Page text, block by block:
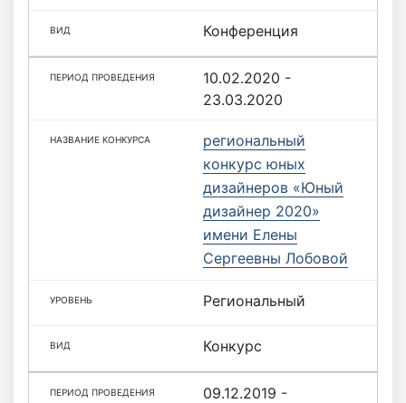
Конференция
10.02.2020 -
23.03.2020
региональный
конкурс юных
дизайнеров «Юный
дизайнер 2020»
имени Елены
Сергеевны Лобовой
Региональный
Конкурс
09.12.2019 -